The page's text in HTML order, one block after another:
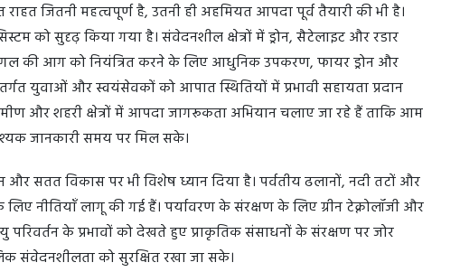
जितनी महत्वपूर्ण है, उतनी ही अहमियत आपदा पूर्व तैयारी की भी है।
को सुदृढ़ किया गया है। संवेदनशील क्षेत्रों में ड्रोन, सैटेलाइट और रडार
की आग को नियंत्रित करने के लिए आधुनिक उपकरण, फायर ड्रोन और
युवाओं और स्वयंसेवकों को आपात स्थितियों में प्रभावी सहायता प्रदान
और शहरी क्षेत्रों में आपदा जागरूकता अभियान चलाए जा रहे हैं ताकि आम
जानकारी समय पर मिल सके।
सतत विकास पर भी विशेष ध्यान दिया है। पर्वतीय ढलानों, नदी तटों और
नीतियाँ लागू की गई हैं। पर्यावरण के संरक्षण के लिए ग्रीन टेक्नोलॉजी और
के प्रभावों को देखते हुए प्राकृतिक संसाधनों के संरक्षण पर जोर
संवेदनशीलता को सुरक्षित रखा जा सके।